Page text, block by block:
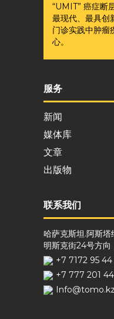
“UMIT” 癌症断
最现代、最具创
门诊实践中肿瘤
心。
服务
新闻
媒体库
文章
出版物
联系我们
哈萨克斯坦.阿斯塔
明斯克街24号方向
+7 7172 95
+7 777 201
Info@tomo.kz